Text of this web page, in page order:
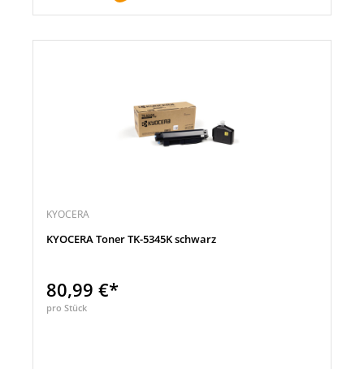
KYOCERA
KYOCERA Toner TK-5345K schwarz
80,99 €*
pro Stück